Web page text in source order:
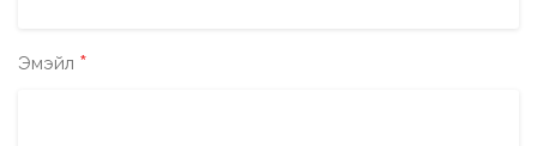
Эмэйл *